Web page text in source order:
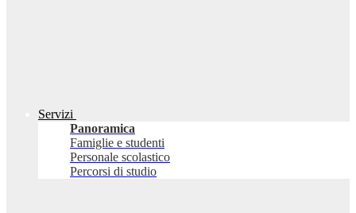
Servizi
Panoramica
Famiglie e studenti
Personale scolastico
Percorsi di studio